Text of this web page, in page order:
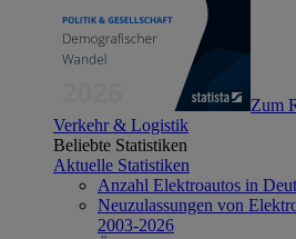
Zum
Verkehr & Logistik
Beliebte Statistiken
Aktuelle Statistiken
Anzahl Elektroautos in
Neuzulassungen von
2003-2026